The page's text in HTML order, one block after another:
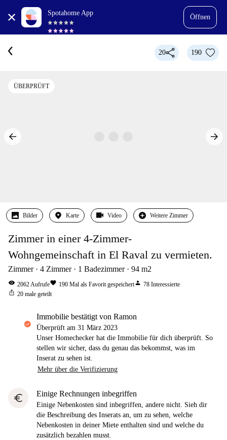
Spotahome App
Öffnen
20 190
ÜBERPRÜFT
Bilder Karte Video Weitere Zimmer
Zimmer in einer 4-Zimmer-
Wohngemeinschaft in El Raval zu vermieten.
Zimmer 4 Zimmer 1 Badezimmer 94 m2
visibility 2062Aufrufefavorite 190 Mal als Favorit gespeichertperson 78 Interessierte
ios_share 20 male geteilt
Immobilie bestätigt von Ramon
Überprüft am 31 März 2023
Unser Homechecker hat die Immobilie für dich überprüft. So
stellen wir sicher, dass du genau das bekommst, was im
Inserat zu sehen ist.
Mehr über die Verifizierung
euro Einige Rechnungen inbegriffen
Einige Nebenkosten sind inbegriffen, andere nicht. Sieh dir
die Beschreibung des Inserats an, um zu sehen, welche
Nebenkosten in deiner Miete enthalten sind und welche du
zusätzlich bezahlen musst.